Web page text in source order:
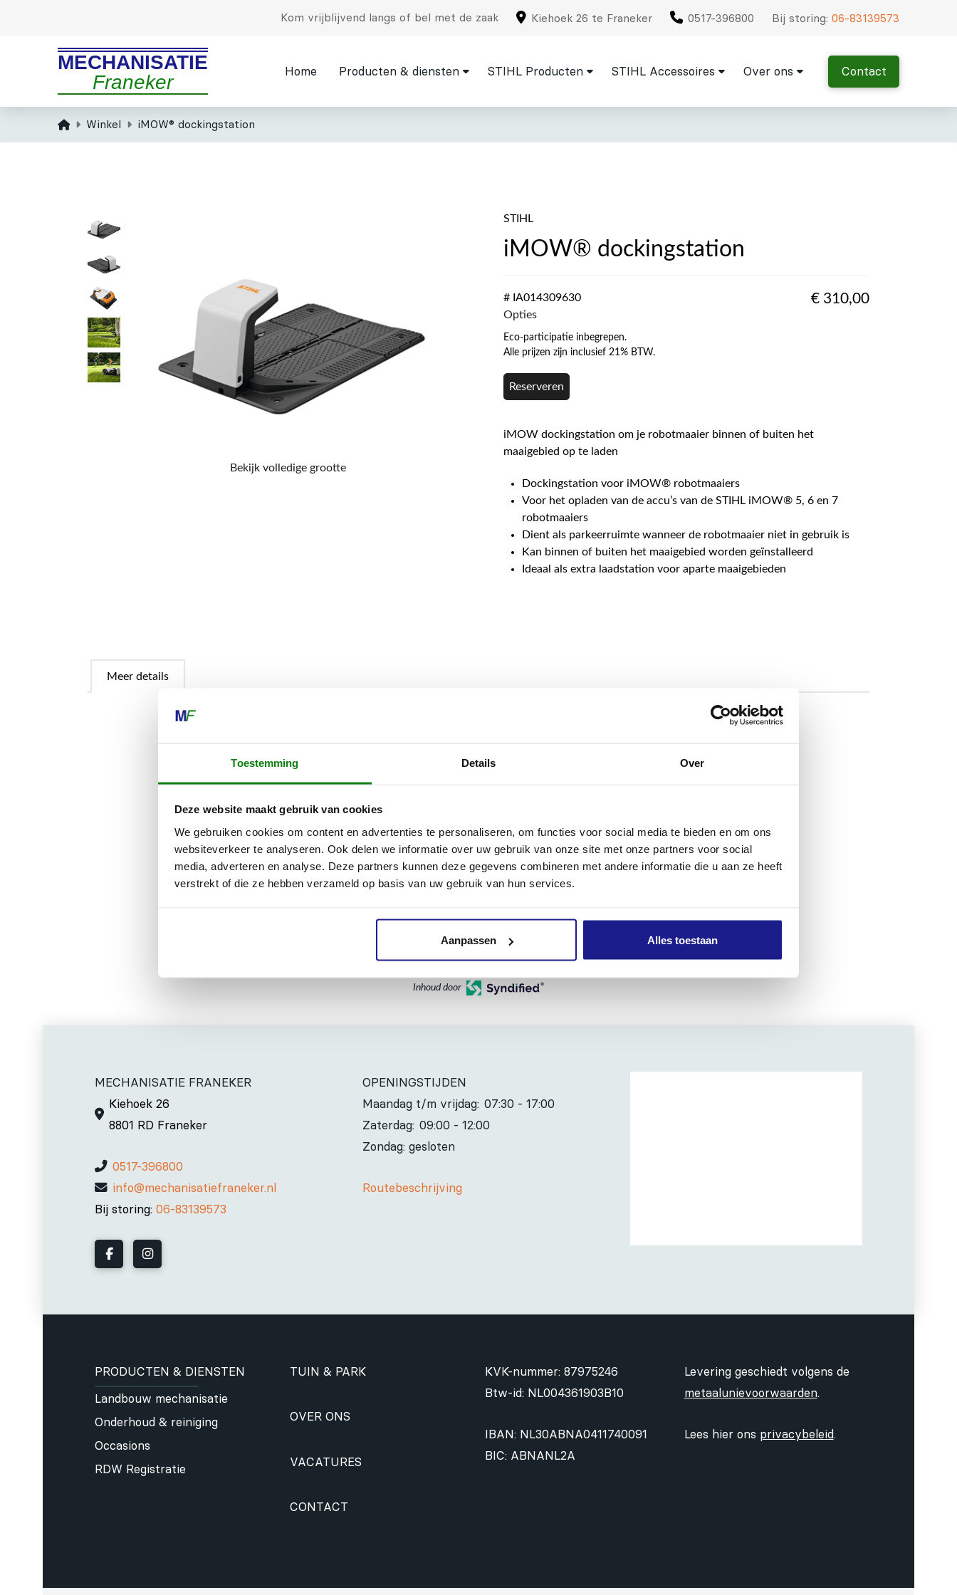
Toestemming Details Over
Deze website maakt gebruik van cookies
We gebruiken cookies om content en advertenties te personaliseren, om functies voor social media te bieden en om ons
websiteverkeer te analyseren. Ook delen we informatie over uw gebruik van onze site met onze partners voor social
media, adverteren en analyse. Deze partners kunnen deze gegevens combineren met andere informatie die u aan ze heeft
verstrekt of die ze hebben verzameld op basis van uw gebruik van hun services.
Aanpassen Alles toestaan
Kom vrijblijvend langs of bel met de zaak Kiehoek 26 te Franeker 0517-396800 Bij storing:06-83139573
MECHANISATIE
Franeker
Home Producten & diensten STIHL Producten STIHL Accessoires Over ons Contact
HomeWinkel iMOW® dockingstation
Bekijk volledige grootte
STIHL
iMOW® dockingstation
# IA014309630
Opties
€ 310,00
Eco-participatie inbegrepen.
Alle prijzen zijn inclusief 21% BTW.
Reserveren
iMOW dockingstation om je robotmaaier binnen of buiten het
maaigebied op te laden
Dockingstation voor iMOW® robotmaaiers
Voor het opladen van de accu’s van de STIHL iMOW® 5, 6 en 7
robotmaaiers
Dient als parkeerruimte wanneer de robotmaaier niet in gebruik is
Kan binnen of buiten het maaigebied worden geïnstalleerd
Ideaal als extra laadstation voor aparte maaigebieden
Meer details
je STIHL iMOW® na het maaien autonoom en betrouwbaar op, maar biedt je robotmaaier
installeren. Als je gazon in verschillende zones is verdeeld of zeer groot is, kan een extra
dockingstation nuttig zijn om de uitvoering van het maaischema te vergemakkelijken.
Het STIHL iMOW® dockingstation voor de robotmaaiers STIHL iMOW® 5, 6 en 7 kan je
tegelijk met je STIHL iMOW® robotmaaier installeren. Als je de installatie liever aan een
Inhoud door
MECHANISATIE FRANEKER
Kiehoek 26
8801 RD Franeker
0517-396800
info@mechanisatiefraneker.nl
Bij storing:06-83139573
OPENINGSTIJDEN
Maandag t/m vrijdag: 07:30 - 17:00
Zaterdag: 09:00 - 12:00
Zondag: gesloten
Routebeschrijving
PRODUCTEN & DIENSTEN
Landbouw mechanisatie
Onderhoud & reiniging
Occasions
RDW Registratie
TUIN & PARK
OVER ONS
VACATURES
CONTACT
KVK-nummer: 87975246
Btw-id: NL004361903B10
IBAN: NL30ABNA0411740091
BIC: ABNANL2A
Levering geschiedt volgens de
metaalunievoorwaarden.
Lees hier ons privacybeleid.